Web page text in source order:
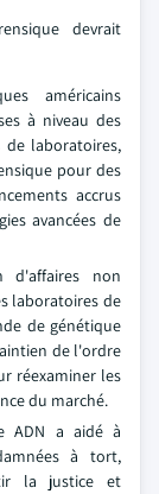
devrait
américains
à niveau des
de laboratoires,
pour des
accrus
avancées de
d'affaires non
laboratoires de
de génétique
de l'ordre
réexaminer les
du marché.
ADN a aidé à
à tort,
la justice et